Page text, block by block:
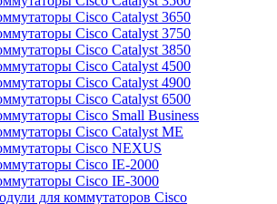
Cisco Catalyst 3650
Cisco Catalyst 3750
Cisco Catalyst 3850
Cisco Catalyst 4500
Cisco Catalyst 4900
Cisco Catalyst 6500
Cisco Small Business
Cisco Catalyst ME
Cisco NEXUS
Cisco IE-2000
Cisco IE-3000
для коммутаторов Cisco